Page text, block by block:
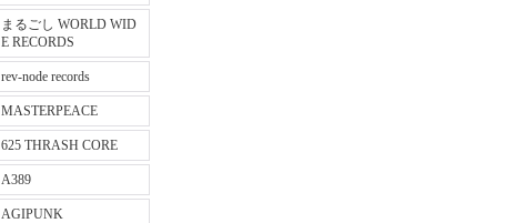
まるごし WORLD WID
E RECORDS
rev-node records
MASTERPEACE
625 THRASH CORE
A389
AGIPUNK